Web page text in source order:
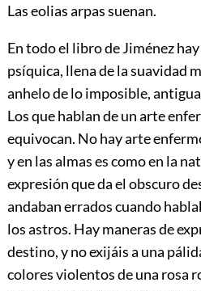
Las eolias arpas suenan.
En todo el libro de Jiménez
psíquica, llena de la suavidad
anhelo de lo imposible,
Los que hablan de un arte
equivocan. No hay arte
y en las almas es como en la
expresión que da el obscuro
andaban errados cuando
los astros. Hay maneras de
destino, y no exijáis a una
colores violentos de una rosa